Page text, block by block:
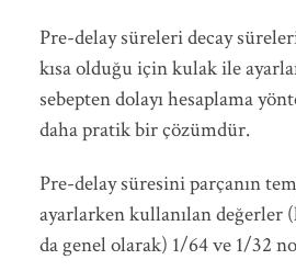
Pre-delay süreleri decay
kısa olduğu için kulak ile
sebepten dolayı hesaplama
daha pratik bir çözümdür.
Pre-delay süresini parçanın
ayarlarken kullanılan değerler
da genel olarak) 1/64 ve 1/32